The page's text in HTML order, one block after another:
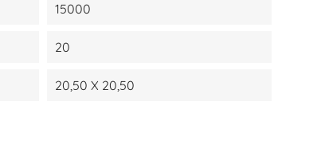
15000
20
20,50 X 20,50